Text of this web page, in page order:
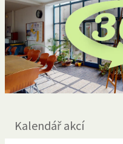
Kalendář akcí